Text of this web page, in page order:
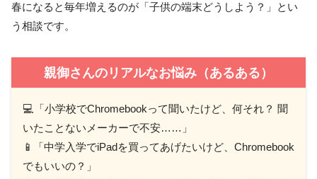
春になると毎年増えるのが「子供の端末どうしよう？」とい
う相談です。
親御さんのリアルなお悩み（あるある）
💻「小学校でChromebookって聞いたけど、何それ？ 聞
いたことないメーカーで不安……」
📱「中学入学でiPadを買ってあげたいけど、Chromebook
でもいいの？」